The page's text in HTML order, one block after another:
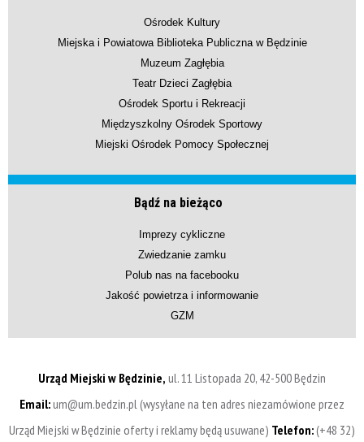
Ośrodek Kultury
Miejska i Powiatowa Biblioteka Publiczna w Będzinie
Muzeum Zagłębia
Teatr Dzieci Zagłębia
Ośrodek Sportu i Rekreacji
Międzyszkolny Ośrodek Sportowy
Miejski Ośrodek Pomocy Społecznej
Bądź na bieżąco
Imprezy cykliczne
Zwiedzanie zamku
Polub nas na facebooku
Jakość powietrza i informowanie
GZM
Urząd Miejski w Będzinie, ul. 11 Listopada 20, 42-500 Będzin
Email:um@um.bedzin.pl (wysyłane na ten adres niezamówione przez
Urząd Miejski w Będzinie oferty i reklamy będą usuwane) Telefon:(+48 32)